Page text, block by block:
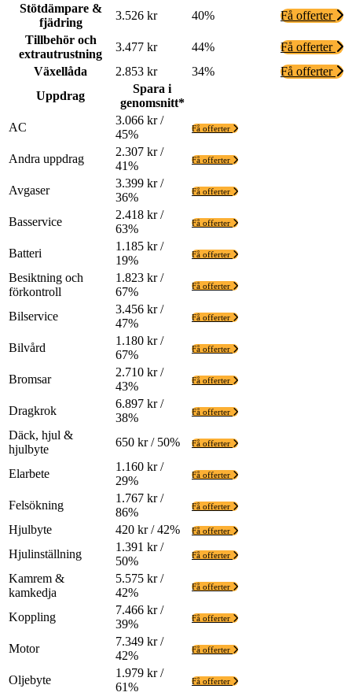
Stötdämpare &
fjädring
3.526 kr 40%
Få offerter
Tillbehör och
extrautrustning
3.477 kr 44%
Få offerter
Växellåda
2.853 kr 34%
Få offerter
Uppdrag
Spara i
genomsnitt*
AC
3.066 kr /
45%
Få offerter
Andra uppdrag
2.307 kr /
41%
Få offerter
Avgaser
3.399 kr /
36%
Få offerter
Basservice
2.418 kr /
63%
Få offerter
Batteri
1.185 kr /
19%
Få offerter
Besiktning och
förkontroll
1.823 kr /
67%
Få offerter
Bilservice
3.456 kr /
47%
Få offerter
Bilvård
1.180 kr /
67%
Få offerter
Bromsar
2.710 kr /
43%
Få offerter
Dragkrok
6.897 kr /
38%
Få offerter
Däck, hjul &
hjulbyte
650 kr / 50% Få offerter
Elarbete
1.160 kr /
29%
Få offerter
Felsökning
1.767 kr /
86%
Få offerter
Hjulbyte 420 kr / 42% Få offerter
Hjulinställning
1.391 kr /
50%
Få offerter
Kamrem &
kamkedja
5.575 kr /
42%
Få offerter
Koppling
7.466 kr /
39%
Få offerter
Motor
7.349 kr /
42%
Få offerter
Oljebyte
1.979 kr /
61%
Få offerter